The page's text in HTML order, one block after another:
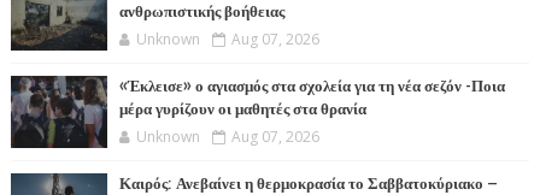
ανθρωπιστικής βοήθειας
Unknown Aug 07, 2026
«Έκλεισε» ο αγιασμός στα σχολεία για τη νέα σεζόν -Ποια
μέρα γυρίζουν οι μαθητές στα θρανία
Unknown Aug 07, 2026
Καιρός: Ανεβαίνει η θερμοκρασία το Σαββατοκύριακο –